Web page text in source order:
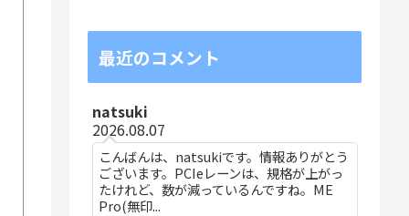
最近のコメント
natsuki
2026.08.07
こんばんは、natsukiです。情報ありがとう
ございます。PCIeレーンは、規格が上がっ
たけれど、数が減っているんですね。ME
Pro(無印...